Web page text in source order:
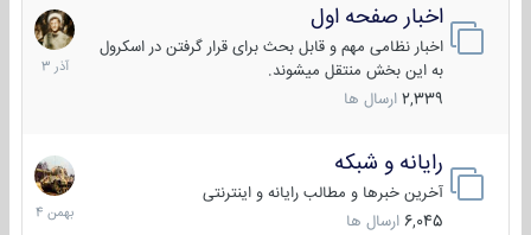
اخبار صفحه اول
اخبار نظامی مهم و قابل بحث برای قرار گرفتن در اسکرول
به این بخش منتقل میشوند.
2,339 ارسال ها
7
آذر
1403
رایانه و شبکه
آخرین خبرها و مطالب رایانه و اینترنتی
6,045 ارسال ها
30
بهمن
1404